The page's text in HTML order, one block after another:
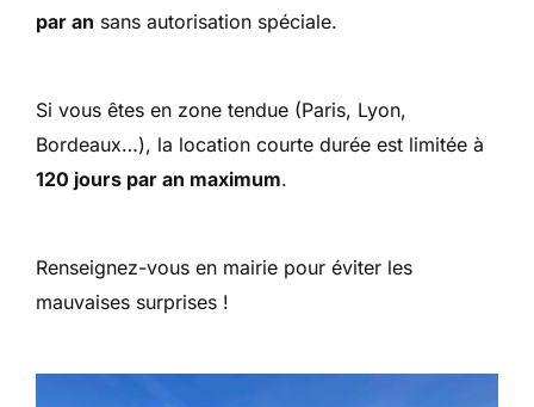
par an sans autorisation spéciale.
Si vous êtes en zone tendue (Paris, Lyon,
Bordeaux…), la location courte durée est limitée à
120 jours par an maximum.
Renseignez-vous en mairie pour éviter les
mauvaises surprises !